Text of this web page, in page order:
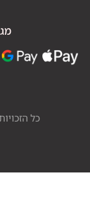
מגוון
כל הזכויות שמורות